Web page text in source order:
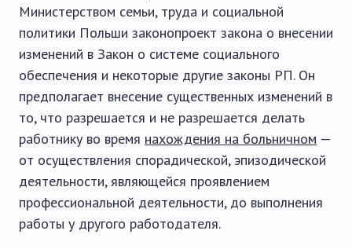
Министерством семьи, труда и социальной
политики Польши законопроект закона о внесении
изменений в Закон о системе социального
обеспечения и некоторые другие законы РП. Он
предполагает внесение существенных изменений в
то, что разрешается и не разрешается делать
работнику во время нахождения на больничном —
от осуществления спорадической, эпизодической
деятельности, являющейся проявлением
профессиональной деятельности, до выполнения
работы у другого работодателя.